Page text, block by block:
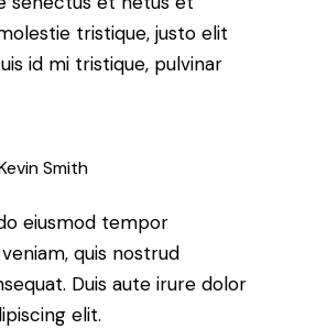
tristique, justo elit
id mi tristique, pulvinar
Smith
eiusmod tempor
quis nostrud
Duis aute irure dolor
elit.